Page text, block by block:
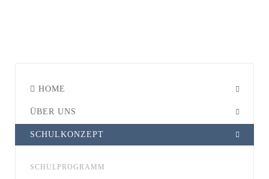
HOME
ÜBER UNS
SCHULKONZEPT
SCHULPROGRAMM